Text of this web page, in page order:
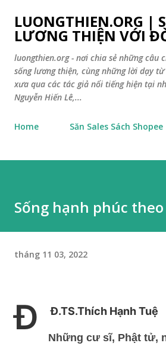
Chuyển đến nội dung
LUONGTHIEN.ORG |
LƯƠNG THIỆN VỚI
luongthien.org - nơi chia sẻ những câu
sống lương thiện, cùng những lời dạy
xưa qua các tác giả nổi tiếng hiện tại
Nguyễn Hiến Lê,...
Home Săn Sales Sách Shopee
Sống hạnh phúc
tháng 11 03, 2022
Đ Đ.TS.Thích Hạnh Tuệ
Những cư sĩ, Phật tử,